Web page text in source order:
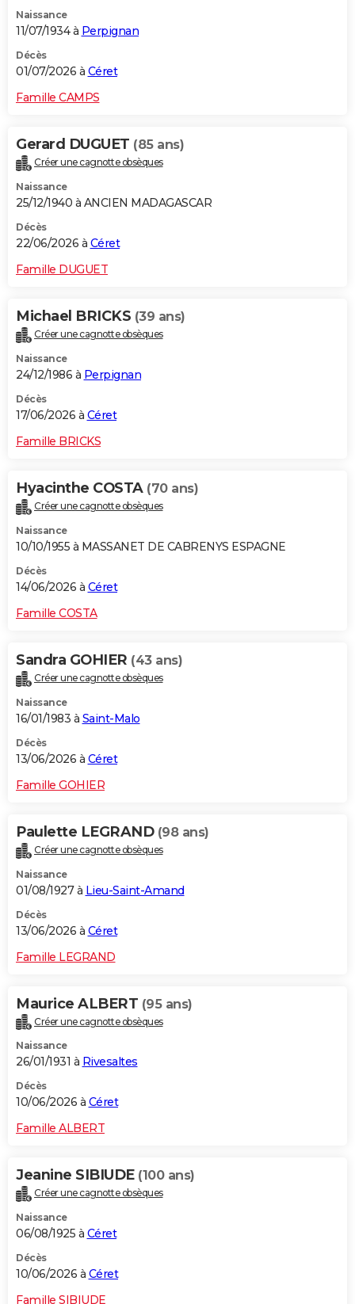
Naissance
11/07/1934 à Perpignan
Décès
01/07/2026 à Céret
Famille CAMPS
Gerard DUGUET (85 ans)
Créer une cagnotte obsèques
Naissance
25/12/1940 à ANCIEN MADAGASCAR
Décès
22/06/2026 à Céret
Famille DUGUET
Michael BRICKS (39 ans)
Créer une cagnotte obsèques
Naissance
24/12/1986 à Perpignan
Décès
17/06/2026 à Céret
Famille BRICKS
Hyacinthe COSTA (70 ans)
Créer une cagnotte obsèques
Naissance
10/10/1955 à MASSANET DE CABRENYS ESPAGNE
Décès
14/06/2026 à Céret
Famille COSTA
Sandra GOHIER (43 ans)
Créer une cagnotte obsèques
Naissance
16/01/1983 à Saint-Malo
Décès
13/06/2026 à Céret
Famille GOHIER
Paulette LEGRAND (98 ans)
Créer une cagnotte obsèques
Naissance
01/08/1927 à Lieu-Saint-Amand
Décès
13/06/2026 à Céret
Famille LEGRAND
Maurice ALBERT (95 ans)
Créer une cagnotte obsèques
Naissance
26/01/1931 à Rivesaltes
Décès
10/06/2026 à Céret
Famille ALBERT
Jeanine SIBIUDE (100 ans)
Créer une cagnotte obsèques
Naissance
06/08/1925 à Céret
Décès
10/06/2026 à Céret
Famille SIBIUDE